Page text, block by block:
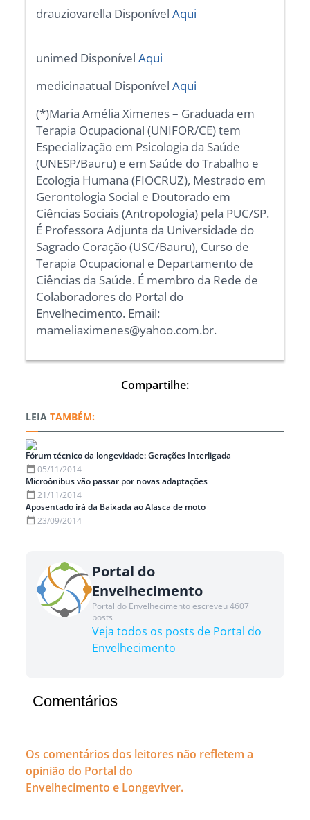
drauziovarella DisponívelAqui
unimed DisponívelAqui
medicinaatual DisponívelAqui
(*)Maria Amélia Ximenes – Graduada em
Terapia Ocupacional (UNIFOR/CE) tem
Especialização em Psicologia da Saúde
(UNESP/Bauru) e em Saúde do Trabalho e
Ecologia Humana (FIOCRUZ), Mestrado em
Gerontologia Social e Doutorado em
Ciências Sociais (Antropologia) pela PUC/SP.
É Professora Adjunta da Universidade do
Sagrado Coração (USC/Bauru), Curso de
Terapia Ocupacional e Departamento de
Ciências da Saúde. É membro da Rede de
Colaboradores do Portal do
Envelhecimento. Email:
mameliaximenes@yahoo.com.br.
Compartilhe:
TAMBÉM:
Fórum técnico da longevidade: Gerações Interligada
05/11/2014
Microônibus vão passar por novas adaptações
21/11/2014
Aposentado irá da Baixada ao Alasca de moto
23/09/2014
Portal do
Envelhecimento
Portal do Envelhecimento escreveu 4607
posts
Veja todos os posts de Portal do
Envelhecimento
Comentários
Os comentários dos leitores não refletem a
opinião do Portal do
Envelhecimento e Longeviver.